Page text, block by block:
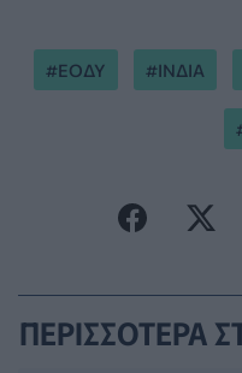
ΕΟΔΥ ΙΝΔΙΑ
ΠΕΡΙΣΣΟΤΕΡΑ